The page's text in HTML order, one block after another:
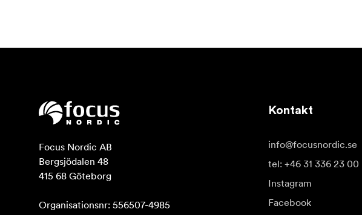
Focus Nordic AB
Bergsjödalen 48
415 68 Göteborg
Organisationsnr: 556507-4985
Kontakt
info@focusnordic.se
tel: +46 31 336 23 00
Instagram
Facebook